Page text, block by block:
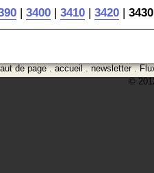
| 3400 | 3410 | 3420 | 3430
de page.accueil.newsletter.
©